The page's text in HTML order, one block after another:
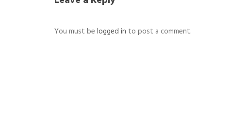
You must be logged in to post a comment.